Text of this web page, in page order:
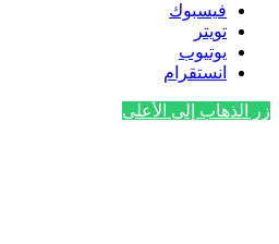
فيسبوك
تويتر
يوتيوب
انستقرام
زر الذهاب إلى الأعلى